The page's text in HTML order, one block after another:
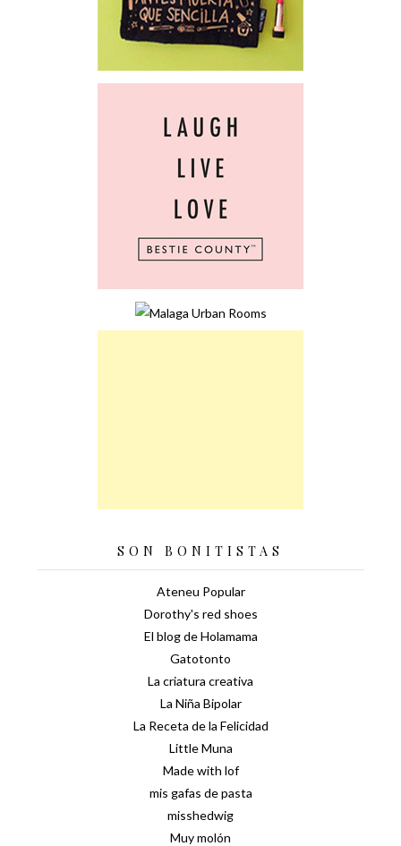
SON BONITISTAS
Ateneu Popular
Dorothy's red shoes
El blog de Holamama
Gatotonto
La criatura creativa
La Niña Bipolar
La Receta de la Felicidad
Little Muna
Made with lof
mis gafas de pasta
misshedwig
Muy molón